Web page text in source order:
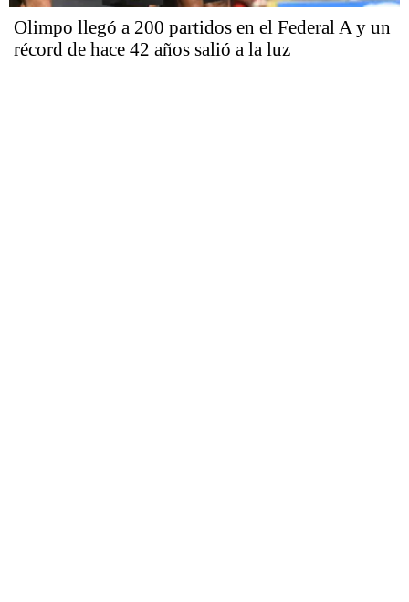
Olimpo llegó a 200 partidos en el Federal A y un
récord de hace 42 años salió a la luz